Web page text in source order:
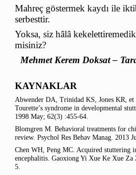
Mahreç göstermek kaydı ile
serbesttir.
Yoksa, siz hâlâ
misiniz?
Mehmet Kerem Doksat –
KAYNAKLAR
Abwender DA, Trinidad KS, Jones KR, et
Tourette’s syndrome in developmental
1998 May; 62(3) :455-64.
Blomgren M. Behavioral treatments for
review. Psychol Res Behav Manag. 2013
Chen WH, Peng MC. Acquired stuttering
encephalitis. Gaoxiong Yi Xue Ke Xue Za
5.